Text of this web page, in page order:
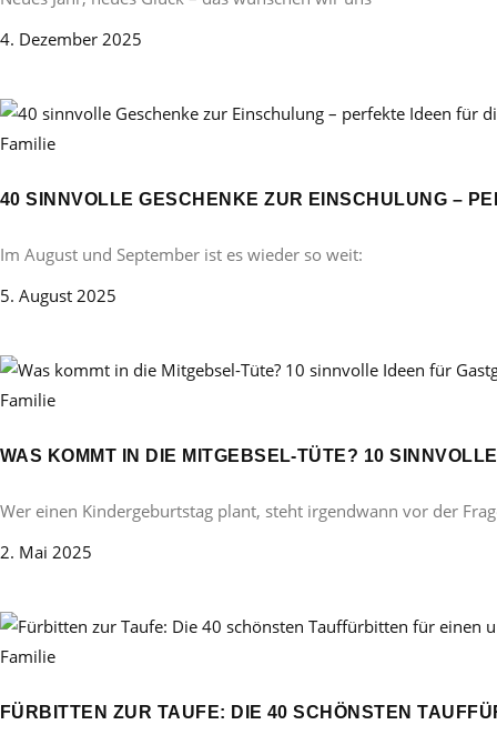
4. Dezember 2025
Familie
40 SINNVOLLE GESCHENKE ZUR EINSCHULUNG –
Im August und September ist es wieder so weit:
5. August 2025
Familie
WAS KOMMT IN DIE MITGEBSEL-TÜTE? 10
Wer einen Kindergeburtstag plant, steht irgendwann vor der
2. Mai 2025
Familie
FÜRBITTEN ZUR TAUFE: DIE 40 SCHÖNSTEN